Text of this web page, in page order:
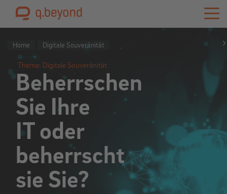
Home Digitale Souveränität
Thema: Digitale Souveränität
Beherrschen
Sie Ihre
IT oder
beherrscht
sie Sie?